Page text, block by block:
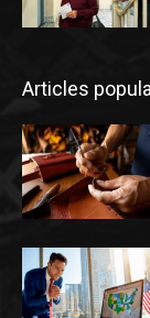
Articles